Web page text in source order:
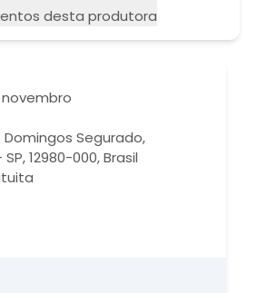
desta produtora
novembro
Domingos Segurado,
12980-000, Brasil